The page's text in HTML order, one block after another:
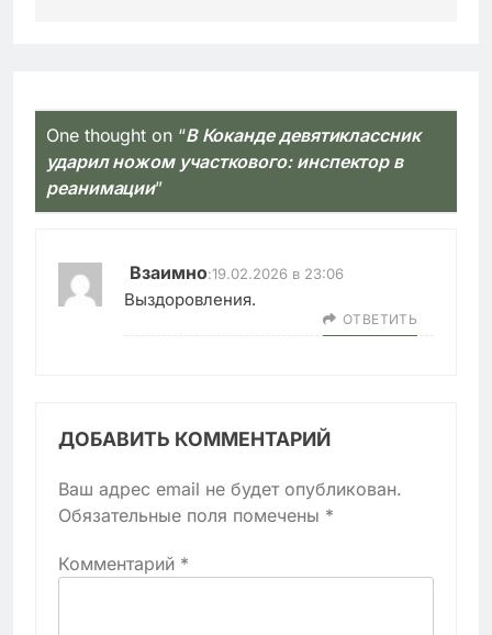
One thought on “В Коканде девятиклассник
ударил ножом участкового: инспектор в
реанимации”
Взаимно:19.02.2026 в 23:06
Выздоровления.
ОТВЕТИТЬ
ДОБАВИТЬ КОММЕНТАРИЙ
Ваш адрес email не будет опубликован.
Обязательные поля помечены *
Комментарий *